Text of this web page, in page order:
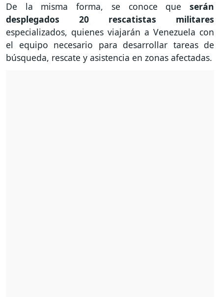
De la misma forma, se conoce que serán
desplegados 20 rescatistas militares
especializados, quienes viajarán a Venezuela con
el equipo necesario para desarrollar tareas de
búsqueda, rescate y asistencia en zonas afectadas.